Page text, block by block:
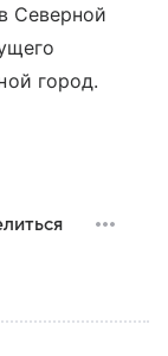
Северной
город.